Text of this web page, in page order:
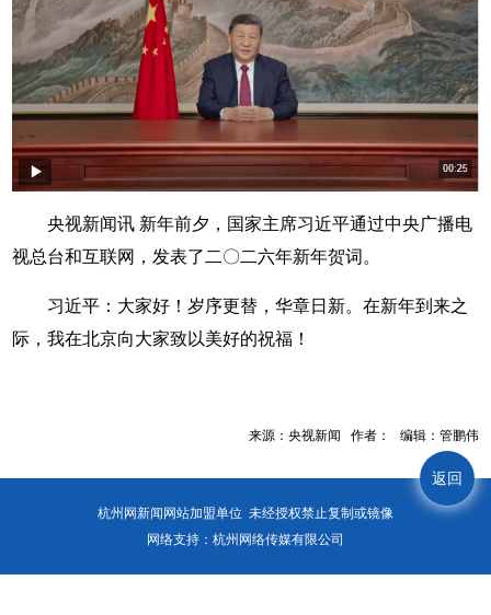
返回
央视新闻讯 新年前夕，国家主席习近平通过中央广播电
视总台和互联网，发表了二〇二六年新年贺词。
习近平：大家好！岁序更替，华章日新。在新年到来之
际，我在北京向大家致以美好的祝福！
来源：央视新闻 作者： 编辑：管鹏伟
杭州网新闻网站加盟单位 未经授权禁止复制或镜像
网络支持：杭州网络传媒有限公司